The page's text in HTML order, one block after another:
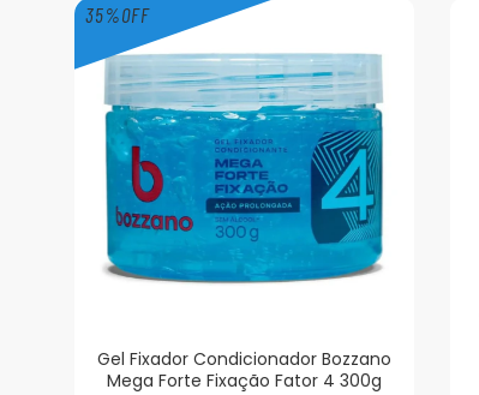
35%OFF
Gel Fixador Condicionador Bozzano
Mega Forte Fixação Fator 4 300g